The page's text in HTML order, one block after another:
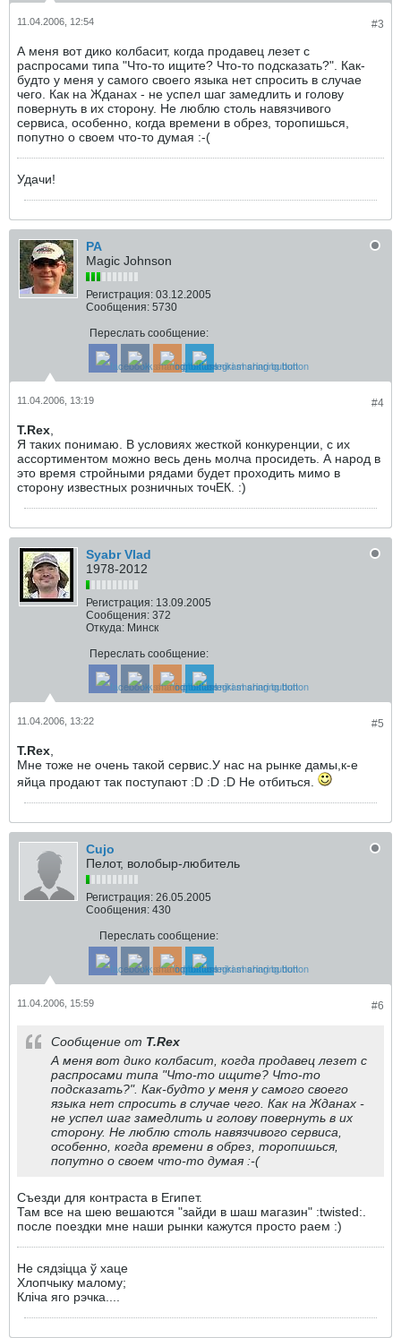
#3
11.04.2006, 12:54
А меня вот дико колбасит, когда продавец лезет с
распросами типа "Что-то ищите? Что-то подсказать?". Как-
будто у меня у самого своего языка нет спросить в случае
чего. Как на Жданах - не успел шаг замедлить и голову
повернуть в их сторону. Не люблю столь навязчивого
сервиса, особенно, когда времени в обрез, торопишься,
попутно о своем что-то думая :-(
Удачи!
РА
Magic Johnson
Регистрация: 03.12.2005
Сообщения: 5730
Переслать сообщение:
#4
11.04.2006, 13:19
T.Rex
Я таких понимаю. В условиях жесткой конкуренции, с их
ассортиментом можно весь день молча просидеть. А народ в
это время стройными рядами будет проходить мимо в
сторону известных розничных точЕК. :)
Syabr Vlad
1978-2012
Регистрация: 13.09.2005
Сообщения: 372
Откуда: Минск
Переслать сообщение:
#5
11.04.2006, 13:22
T.Rex
Мне тоже не очень такой сервис.У нас на рынке дамы,к-е
яйца продают так поступают :D :D :D Не отбиться.
Cujo
Пелот, волобыр-любитель
Регистрация: 26.05.2005
Сообщения: 430
Переслать сообщение:
#6
11.04.2006, 15:59
Сообщение от T.Rex
А меня вот дико колбасит, когда продавец лезет с
распросами типа "Что-то ищите? Что-то
подсказать?". Как-будто у меня у самого своего
языка нет спросить в случае чего. Как на Жданах -
не успел шаг замедлить и голову повернуть в их
сторону. Не люблю столь навязчивого сервиса,
особенно, когда времени в обрез, торопишься,
попутно о своем что-то думая :-(
Съезди для контраста в Египет.
Там все на шею вешаются "зайди в шаш магазин" :twisted:.
после поездки мне наши рынки кажутся просто раем :)
Не сядзіцца ў хаце
Хлопчыку малому;
Кліча яго рэчка....